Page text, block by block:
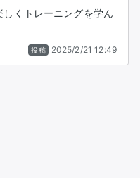
くトレーニングを学ん
投稿 2025/2/21 12:49